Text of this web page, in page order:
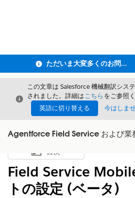
ただいま大変多くのお問い合わせをいただいており、ご連絡までにお時間を頂戴しております
閉じる
この文章は Salesforce 機械翻訳シス
されました。詳細はこちら をご参照
英語に切り替える
今はしま
Agentforce Field Service および業
目次を表示
目次
Field Service
トの設定 (ベータ)